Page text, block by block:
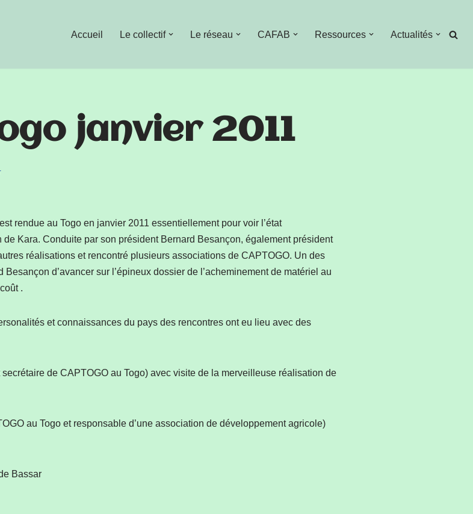
Accueil Le collectif Le réseau CAFAB Ressources Actualités
janvier 2011
rendue au Togo en janvier 2011 essentiellement pour voir l’état
de Kara. Conduite par son président Bernard Besançon, également président
réalisations et rencontré plusieurs associations de CAPTOGO. Un des
d’avancer sur l’épineux dossier de l’acheminement de matériel au
.
et connaissances du pays des rencontres ont eu lieu avec des
de CAPTOGO au Togo) avec visite de la merveilleuse réalisation de
au Togo et responsable d’une association de développement agricole)
Bassar